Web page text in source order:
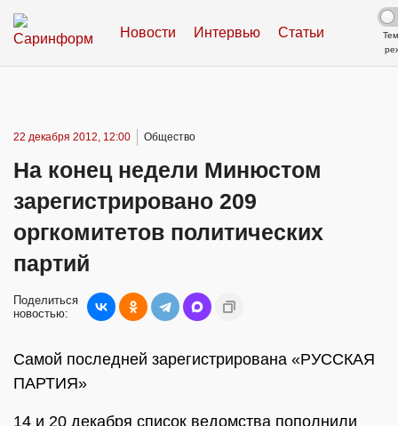
Новости Интервью Статьи
22 декабря 2012, 12:00 Общество
На конец недели Минюстом
зарегистрировано 209
оргкомитетов политических
партий
Поделиться
новостью:
Самой последней зарегистрирована «РУССКАЯ
ПАРТИЯ»
14 и 20 декабря список ведомства пополнили